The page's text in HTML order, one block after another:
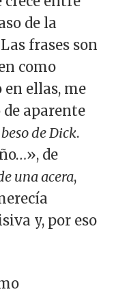
de la
frases son
como
ellas, me
de aparente
de Dick.
de
una acera,
y, por eso